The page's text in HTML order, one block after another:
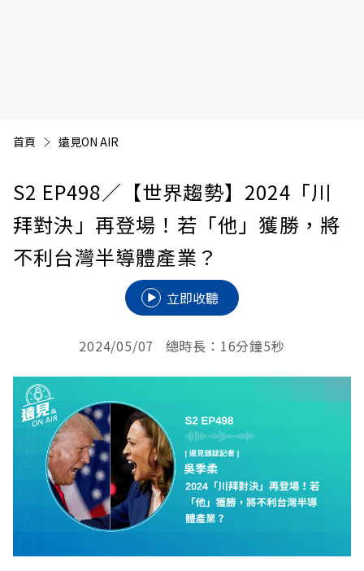
首頁 遠見ON AIR
S2 EP498／【世界趨勢】2024「川
拜對決」再登場！若「他」獲勝，將
不利台灣半導體產業？
立即收聽
2024/05/07 總時長：16分鐘5秒